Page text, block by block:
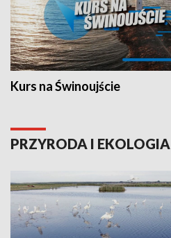
Kurs na Świnoujście
PRZYRODA I EKOLOGIA